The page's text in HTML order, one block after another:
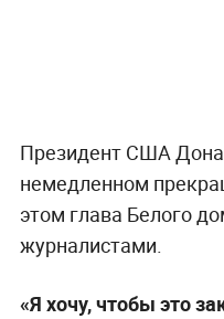
Президент США
немедленном
этом глава Белого
журналистами.
«Я хочу, чтобы это